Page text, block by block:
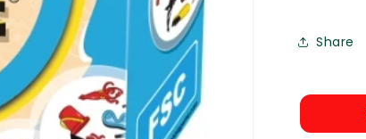
Share